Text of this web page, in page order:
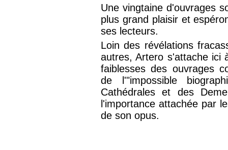
Une vingtaine d'ouvrages
plus grand plaisir et
ses lecteurs.
Loin des révélations
autres, Artero s'attache ici
faiblesses des ouvrages
de l'"impossible
Cathédrales et des
l'importance attachée par
de son opus.